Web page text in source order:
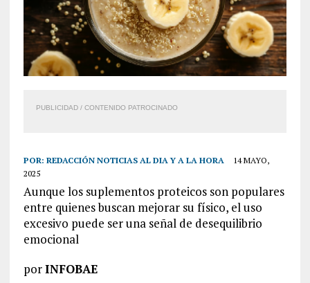
PUBLICIDAD / CONTENIDO PATROCINADO
POR: REDACCIÓN NOTICIAS AL DIA Y A LA HORA
14 MAYO,
2025
Aunque los suplementos proteicos son populares
entre quienes buscan mejorar su físico, el uso
excesivo puede ser una señal de desequilibrio
emocional
porINFOBAE